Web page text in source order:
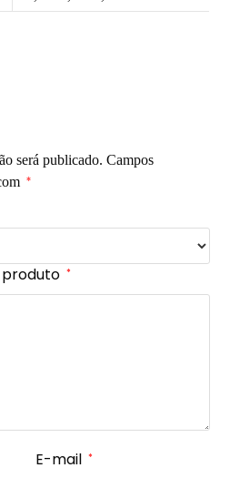
será publicado. Campos
*
produto *
E-mail *